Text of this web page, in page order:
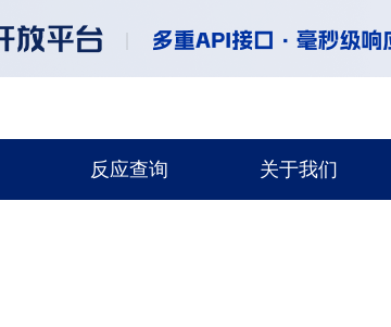
反应查询 关于我们